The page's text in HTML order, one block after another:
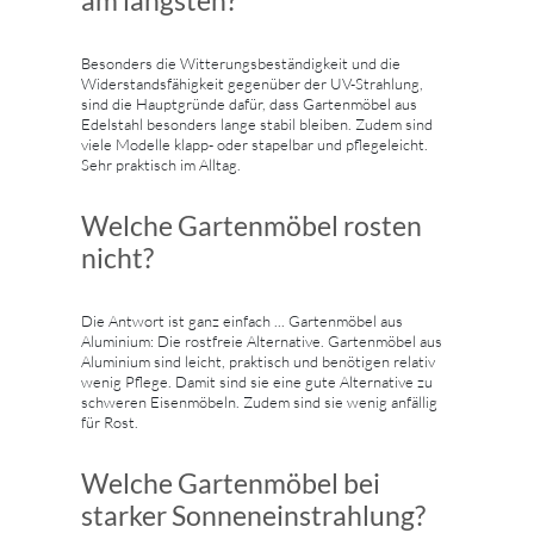
Besonders die Witterungsbeständigkeit und die
Widerstandsfähigkeit gegenüber der UV-Strahlung,
sind die Hauptgründe dafür, dass Gartenmöbel aus
Edelstahl besonders lange stabil bleiben. Zudem sind
viele Modelle klapp- oder stapelbar und pflegeleicht.
Sehr praktisch im Alltag.
Welche Gartenmöbel rosten
nicht?
Die Antwort ist ganz einfach ... Gartenmöbel aus
Aluminium: Die rostfreie Alternative. Gartenmöbel aus
Aluminium sind leicht, praktisch und benötigen relativ
wenig Pflege. Damit sind sie eine gute Alternative zu
schweren Eisenmöbeln. Zudem sind sie wenig anfällig
für Rost.
Welche Gartenmöbel bei
starker Sonneneinstrahlung?